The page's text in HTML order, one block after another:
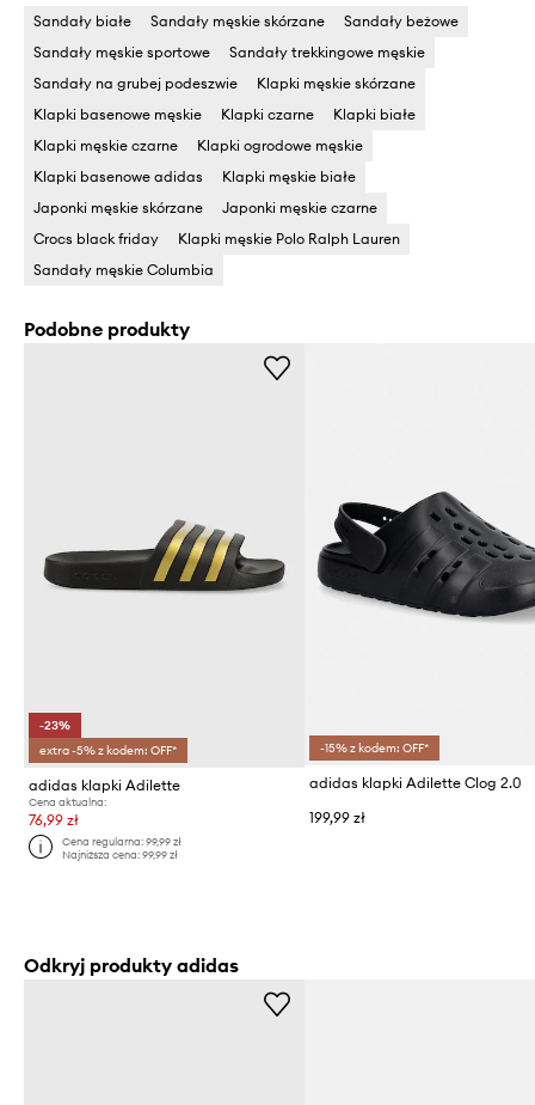
Sandały białe Sandały męskie skórzane
Sandały beżowe
Sandały męskie sportowe
Sandały trekkingowe męskie
Sandały na grubej podeszwie
Klapki męskie skórzane
Klapki basenowe męskie
Klapki czarne
Klapki białe
Klapki męskie czarne
Klapki ogrodowe męskie
Klapki basenowe adidas
Klapki męskie białe
Japonki męskie skórzane
Japonki męskie czarne
Crocs black friday
Klapki męskie Polo Ralph Lauren
Sandały męskie Columbia
Podobne produkty
-23%
extra -5% z kodem: OFF*
adidas klapki Adilette
Cena aktualna:
76,99 zł
Cena regularna:99,99 zł
Najniższa cena:99,99 zł
-15% z kodem: OFF*
adidas klapki Adilette Clog 2.0
199,99 zł
Odkryj produkty adidas